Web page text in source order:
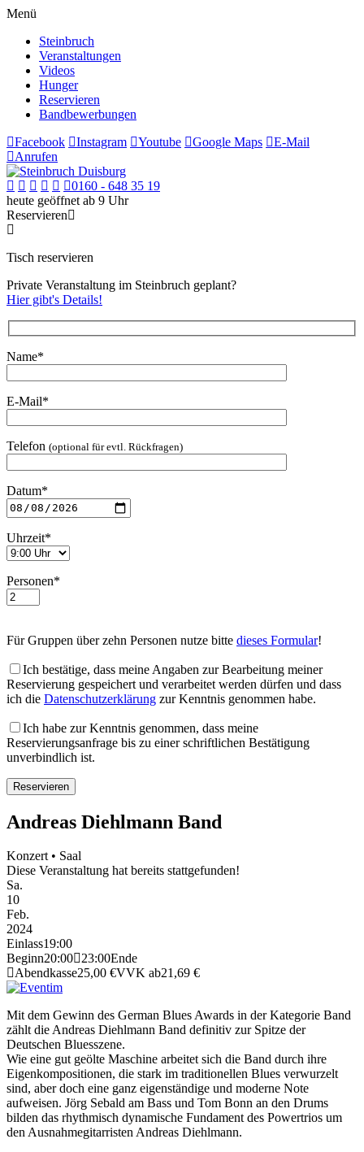
Menü
Steinbruch
Veranstaltungen
Videos
Hunger
Reservieren
Bandbewerbungen
Facebook
Instagram Youtube Google Maps
E-Mail
Anrufen
0160 - 648 35 19
heute geöffnet ab 9 Uhr
Reservieren
Tisch reservieren
Private Veranstaltung im Steinbruch geplant?
Hier gibt's Details!
Name*
E-Mail*
Telefon (optional für evtl. Rückfragen)
Datum*
Uhrzeit*
Personen*
Für Gruppen über zehn Personen nutze bitte dieses Formular!
Ich bestätige, dass meine Angaben zur Bearbeitung meiner
Reservierung gespeichert und verarbeitet werden dürfen und dass
ich die Datenschutzerklärung zur Kenntnis genommen habe.
Ich habe zur Kenntnis genommen, dass meine
Reservierungsanfrage bis zu einer schriftlichen Bestätigung
unverbindlich ist.
Andreas Diehlmann Band
Konzert • Saal
Diese Veranstaltung hat bereits stattgefunden!
Sa.
10
Feb.
2024
Einlass19:00
Beginn20:00 23:00Ende
Abendkasse25,00 €VVK ab21,69 €
Mit dem Gewinn des German Blues Awards in der Kategorie Band
zählt die Andreas Diehlmann Band definitiv zur Spitze der
Deutschen Bluesszene.
Wie eine gut geölte Maschine arbeitet sich die Band durch ihre
Eigenkompositionen, die stark im traditionellen Blues verwurzelt
sind, aber doch eine ganz eigenständige und moderne Note
aufweisen. Jörg Sebald am Bass und Tom Bonn an den Drums
bilden das rhythmisch dynamische Fundament des Powertrios um
den Ausnahmegitarristen Andreas Diehlmann.